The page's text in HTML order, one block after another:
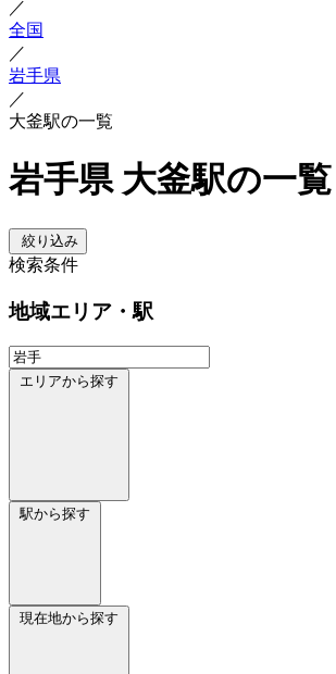
／
全国
／
岩手県
／
大釜駅の一覧
岩手県 大釜駅の一覧
絞り込み
検索条件
地域エリア・駅
エリアから探す
駅から探す
現在地から探す